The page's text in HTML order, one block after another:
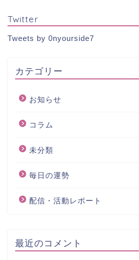
Twitter
Tweets by 0nyourside7
カテゴリー
お知らせ
コラム
未分類
毎日の運勢
配信・活動レポート
最近のコメント